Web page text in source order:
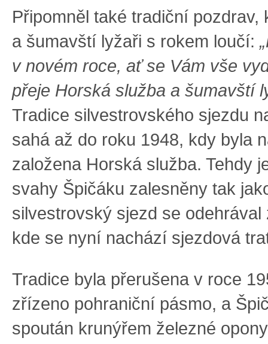
Připomněl také tradiční pozdrav,
a šumavští lyžaři s rokem loučí:
v novém roce, ať se Vám vše
přeje Horská služba a šumavští
Tradice silvestrovského sjezdu
sahá až do roku 1948, kdy byla
založena Horská služba. Tehdy
svahy Špičáku zalesněny tak
silvestrovský sjezd se odehrával
kde se nyní nachází sjezdová
Tradice byla přerušena v roce
zřízeno pohraniční pásmo, a
spoután krunýřem železné